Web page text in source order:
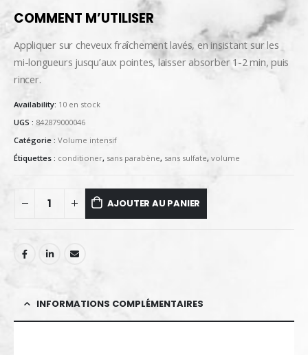
COMMENT M’UTILISER
Appliquer sur cheveux fraîchement lavés, en insistant sur les
mi-longueurs jusqu’aux pointes, laisser absorber 1-2 min, puis
rincer.
Availability: 10 en stock
UGS : 842879000046
Catégorie : Volume intensif
Étiquettes : conditioner, sans parabène, sans sulfate, volume
AJOUTER AU PANIER
INFORMATIONS COMPLÉMENTAIRES